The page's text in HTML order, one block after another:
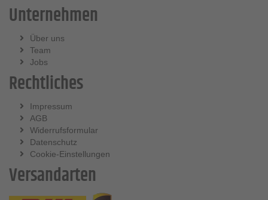
Unternehmen
Über uns
Team
Jobs
Rechtliches
Impressum
AGB
Widerrufsformular
Datenschutz
Cookie-Einstellungen
Versandarten